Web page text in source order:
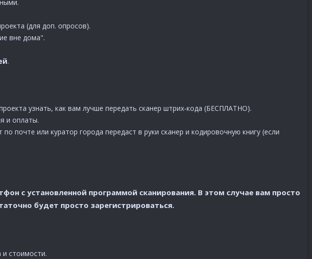
(для доп. опросов).
вне дома".
.
узнать, как вам лучше передать сканер штрих-кода (БЕСПЛАТНО).
и оплаты.
почте или куратор города передаст в руки сканер и кодировочную книгу (если
с установленной программой сканирования. В этом случае вам просто
будет просто зарегистрироваться.
и стоимости.